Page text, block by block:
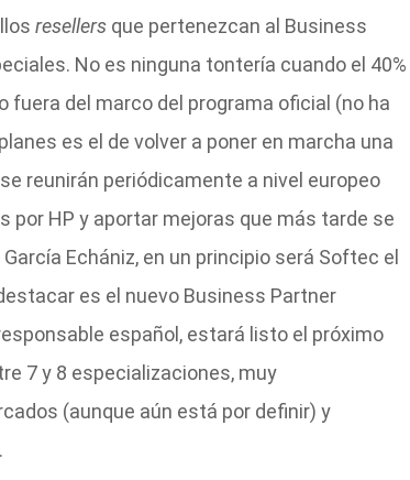
resellersque pertenezcan al Business
No es ninguna tontería cuando el 40%
fuera del marco del programa oficial (no ha
es el de volver a poner en marcha una
reunirán periódicamente a nivel europeo
por HP y aportar mejoras que más tarde se
Echániz, en un principio será Softec el
es el nuevo Business Partner
español, estará listo el próximo
7 y 8 especializaciones, muy
(aunque aún está por definir) y